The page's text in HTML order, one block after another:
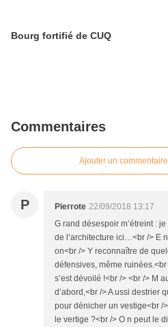
Bourg fortifié de CUQ
Commentaires
Ajouter un commentaire
P Pierrote 22/09/2018 13:17
G rand désespoir m’étreint :
de l’architecture ici…<br /> E
on<br /> Y reconnaître de
défensives, même
s’est dévoilé !<br /> <br /> M
d’abord,<br /> A ussi destrier
pour dénicher un vestige<br /
le vertige ?<br /> O n peut le